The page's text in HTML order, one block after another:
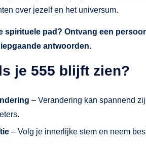
over jezelf en het universum.
spirituele pad? Ontvang een
antwoorden.
je 555 blijft zien?
– Verandering kan spannend
– Volg je innerlijke stem en neem